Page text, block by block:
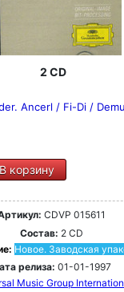
2 CD
Ancerl / Fi-Di /
корзину
CDVP 015611
Состав: 2 CD
Новое. Заводская
релиза: 01-01-1997
Music Group